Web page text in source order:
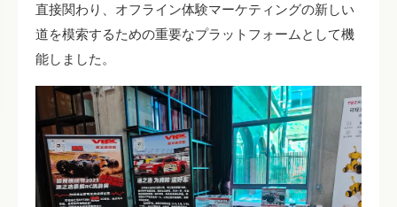
直接関わり、オフライン体験マーケティングの新しい
道を模索するための重要なプラットフォームとして機
能しました。